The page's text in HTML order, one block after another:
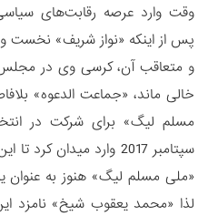
پس از اینکه «نواز شریف» نخست
خالی ماند، «جماعت الدعوه»
سپتامبر 2017 وارد
«ملی مسلم لیگ» هنوز به
لذا «محمد یعقوب شیخ» نامزد